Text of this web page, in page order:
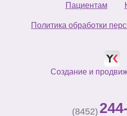
Пациентам
Политика обработки
Создание и
(8452)